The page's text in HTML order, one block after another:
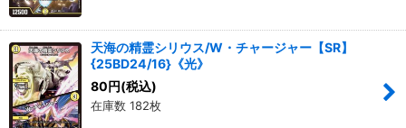
天海の精霊シリウス/W・チャージャー【SR】
{25BD24/16}《光》
80円(税込)
在庫数 182枚